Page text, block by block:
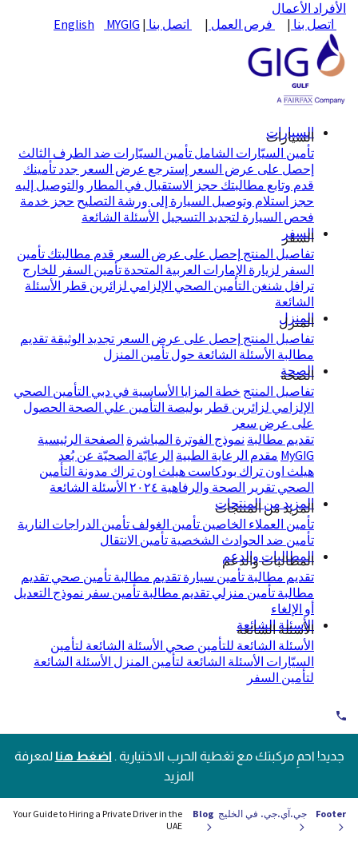
الأفراد الأعمال
اتصل بنا | فرص العمل | اتصل بنا |
English MYGIG
السيارات
السيارات
تأمين السيّارات الشامل تأمين السيّارات ضد الطرف الثالث
إحصل على عرض السعر إسترجع عرض السعر جدد تأمينك
قدم وتابع مطالبتك حجز الاستقبال في المطار والتوصيل إليه
حجز استلام وتوصيل السيارة إلى ورشة التصليح حجز خدمة
فحص السيارة لتجديد التسجيل الأسئلة الشائعة
السفر
السفر
تفاصيل المنتج إحصل على عرض السعر قدم مطالبتك تأمين
السفر لزيارة الإمارات العربية المتحدة تأمين السفر للخارج
ترافل شنغن التأمين الصحي الإلزامي لزائرين قطر الأسئلة
الشائعة
المنزل
المنزل
تفاصيل المنتج إحصل على عرض السعر تجديد الوثيقة تقديم
مطالبة الأسئلة الشائعة حول تأمين المنزل
الصحة
الصحة
تفاصيل المنتج خطة المزايا الأساسية في دبي التأمين الصحي
الإلزامي لزائرين قطر بوليصة التأمين علي الصحة الحصول
على عرض سعر
تقديم مطالبة نموذج الفوترة المباشرة الصفحة الرئيسية
MyGIG مقدم الرعاية الطبية الرعايّة الصحيّة عن بُعد
هيلث اون تراك بودكاست هيلث اون تراك مدونة التأمين
الصحي تقرير الصحة والرفاهية ٢٠٢٤
الأسئلة الشائعة
المزيد من المنتجات
المزيد من المنتجات
تأمين العملاء الخاصين تأمين الغولف تأمين الدراجات النارية
تأمين ضد الحوادث الشخصية تأمين الانتقال
المطالبات والدعم
المطالبات والدعم
تقديم مطالبة تأمين سيارة تقديم مطالبة تأمين صحي تقديم
مطالبة تأمين منزلي تقديم مطالبة تأمين سفر نموذج التعديل
أو الإلغاء
الأسئلة الشائعة
الأسئلة الشائعة
الأسئلة الشائعة للتأمين صحي الأسئلة الشائعة لتأمين
السيّارات الأسئلة الشائعة لتأمين المنزل الأسئلة الشائعة
لتأمين السفر
جديد! احمِ مركبتك مع تغطية الحرب الاختيارية . اضغط هنا لمعرفة
المزيد
Footer جي.آي.جي. في الخليج Blog
Your Guide to Hiring a Private Driver in the
UAE